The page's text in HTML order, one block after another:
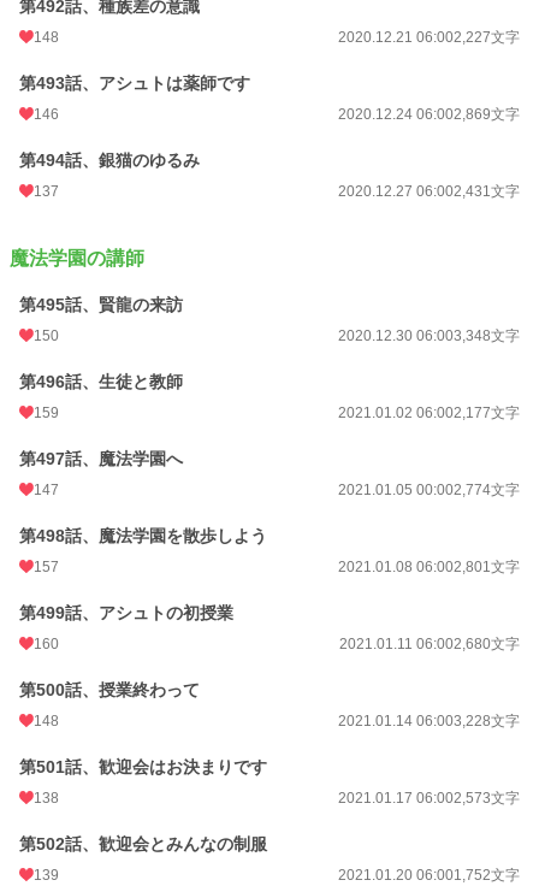
第492話、種族差の意識
148 2020.12.21 06:002,227文字
第493話、アシュトは薬師です
146 2020.12.24 06:002,869文字
第494話、銀猫のゆるみ
137 2020.12.27 06:002,431文字
魔法学園の講師
第495話、賢龍の来訪
150 2020.12.30 06:003,348文字
第496話、生徒と教師
159 2021.01.02 06:002,177文字
第497話、魔法学園へ
147 2021.01.05 00:002,774文字
第498話、魔法学園を散歩しよう
157 2021.01.08 06:002,801文字
第499話、アシュトの初授業
160 2021.01.11 06:002,680文字
第500話、授業終わって
148 2021.01.14 06:003,228文字
第501話、歓迎会はお決まりです
138 2021.01.17 06:002,573文字
第502話、歓迎会とみんなの制服
139 2021.01.20 06:001,752文字